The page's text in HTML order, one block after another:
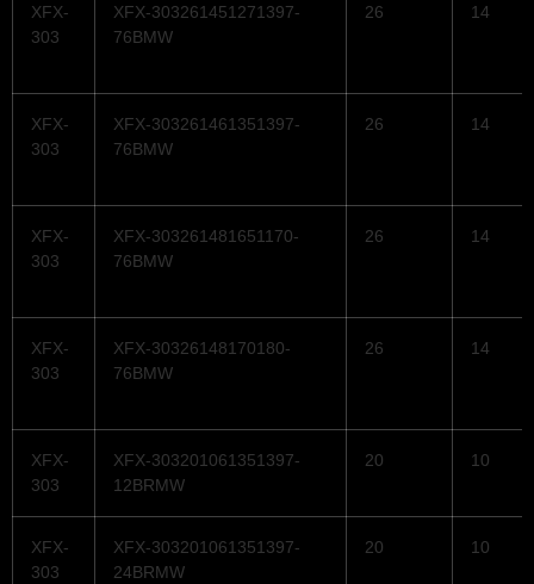
XFX-
303
XFX-303261451271397-
76BMW
26 14
XFX-
303
XFX-303261461351397-
76BMW
26 14
XFX-
303
XFX-303261481651170-
76BMW
26 14
XFX-
303
XFX-30326148170180-
76BMW
26 14
XFX-
303
XFX-303201061351397-
12BRMW
20 10
XFX-
303
XFX-303201061351397-
24BRMW
20 10